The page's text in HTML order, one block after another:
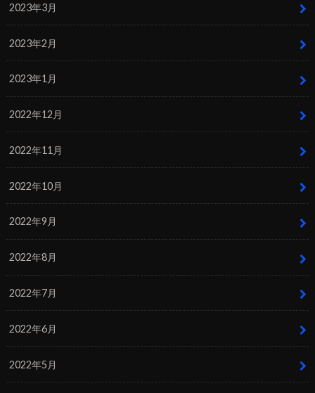
2023年3月
2023年2月
2023年1月
2022年12月
2022年11月
2022年10月
2022年9月
2022年8月
2022年7月
2022年6月
2022年5月